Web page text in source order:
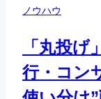
ノウハウ
「丸投
行・コン